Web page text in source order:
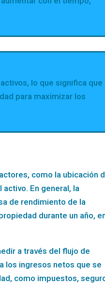
lo que significa que
para maximizar los
como la ubicación
En general, la
de rendimiento de la
durante un año,
a través del flujo de
los ingresos netos que se
como impuestos,